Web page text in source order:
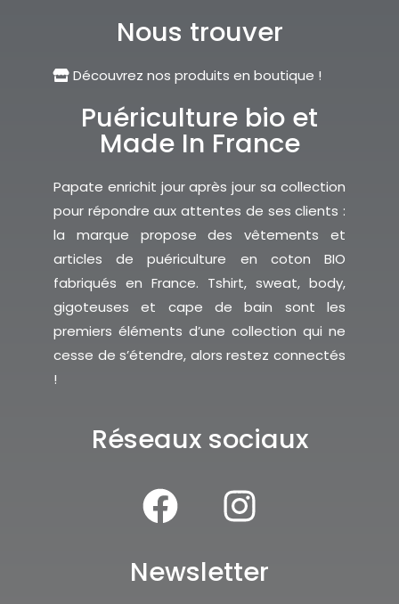
Nous trouver
Découvrez nos produits en boutique !
Puériculture bio et
Made In France
Papate enrichit jour après jour sa collection
pour répondre aux attentes de ses clients :
la marque propose des vêtements et
articles de puériculture en coton BIO
fabriqués en France. Tshirt, sweat, body,
gigoteuses et cape de bain sont les
premiers éléments d’une collection qui ne
cesse de s’étendre, alors restez connectés
!
Réseaux sociaux
Newsletter